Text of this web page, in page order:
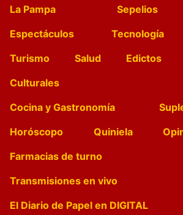
La Pampa Sepelios
Espectáculos
Tecnología
Turismo
Salud Edictos
Culturales
Cocina y Gastronomía
Horóscopo
Quiniela
Farmacias de turno
Transmisiones en vivo
El Diario de Papel en DIGITAL